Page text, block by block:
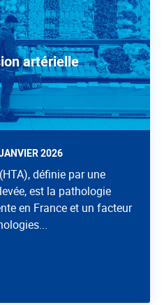
artérielle
2026
définie par une
est la pathologie
en France et un facteur